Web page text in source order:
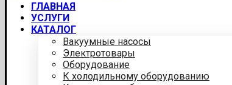
ГЛАВНАЯ
УСЛУГИ
КАТАЛОГ
Вакуумные насосы
Электротовары
Оборудование
К холодильному оборудованию